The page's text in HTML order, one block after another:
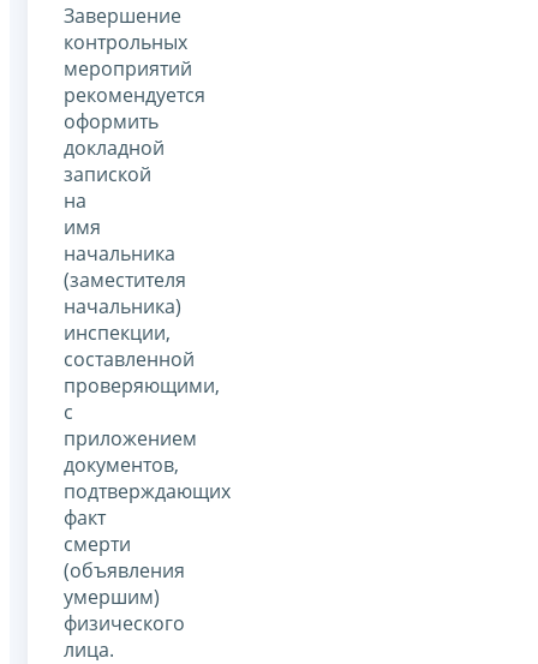
Завершение
контрольных
мероприятий
рекомендуется
оформить
докладной
запиской
на
имя
начальника
(заместителя
начальника)
инспекции,
составленной
проверяющими,
с
приложением
документов,
подтверждающих
факт
смерти
(объявления
умершим)
физического
лица.